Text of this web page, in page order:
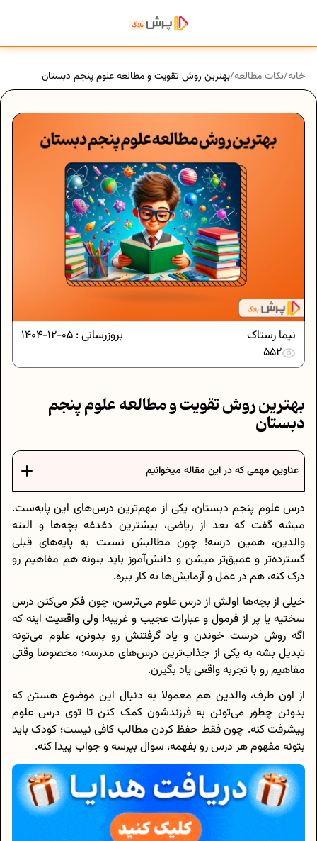
خانه/نکات مطالعه/بهترین روش تقویت و مطالعه علوم پنجم دبستان
بروزرسانی : 05-12-1404
نیما رستاک
552
بهترین روش تقویت و مطالعه علوم پنجم
دبستان
عناوین مهمی که در این مقاله میخوانیم
درس علوم پنجم دبستان، یکی از مهم‌ترین درس‌های این پایه‌ست.
میشه گفت که بعد از ریاضی، بیشترین دغدغه‌ بچه‌ها و البته
والدین، همین درسه! چون مطالبش نسبت به پایه‌های قبلی
گسترده‌تر و عمیق‌تر میشن و دانش‌آموز باید بتونه هم مفاهیم رو
درک کنه، هم در عمل و آزمایش‌ها به کار ببره.
خیلی از بچه‌ها اولش از درس علوم می‌ترسن، چون فکر می‌کنن درس
سختیه یا پر از فرمول و عبارات عجیب و غریبه! ولی واقعیت اینه که
اگه روش درست خوندن و یاد گرفتنش رو بدونن، علوم می‌تونه
تبدیل بشه به یکی از جذاب‌ترین درس‌های مدرسه؛ مخصوصا وقتی
مفاهیم رو با تجربه واقعی یاد بگیرن.
از اون طرف، والدین هم معمولا به دنبال این موضوع هستن که
بدونن چطور می‌تونن به فرزندشون کمک کنن تا توی درس علوم
پیشرفت کنه. چون فقط حفظ کردن مطالب کافی نیست؛ کودک باید
بتونه مفهوم هر درس رو بفهمه، سوال بپرسه و جواب پیدا کنه.